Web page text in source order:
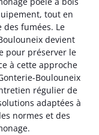
tout en
fumées. Le
devient
pour préserver le
à cette approche
Boulouneix
régulier de
adaptées à
normes et des